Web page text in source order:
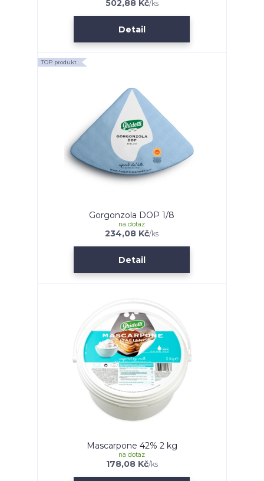
502,88 Kč/ks
Detail
TOP produkt
Gorgonzola DOP 1/8
234,08 Kč/ks
na dotaz
Detail
Mascarpone 42% 2 kg
178,08 Kč/ks
na dotaz